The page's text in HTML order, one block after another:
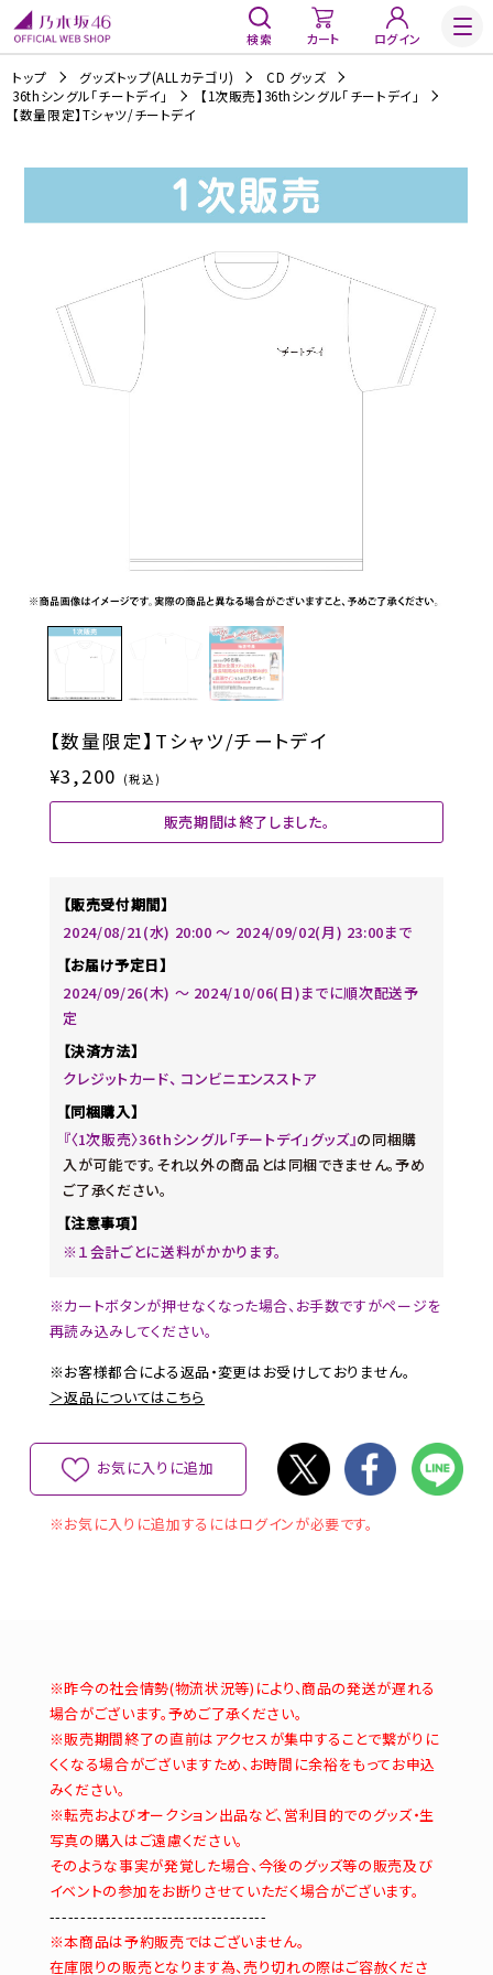
検索 カート ログイン
トップ グッズトップ(ALLカテゴリ)
CD グッズ
36thシングル「チートデイ」
【1次販売】36thシングル「チートデイ」
【数量限定】Tシャツ/チートデイ
【数量限定】Tシャツ/チートデイ
¥3,200 (税込)
販売期間は終了しました。
【販売受付期間】
2024/08/21(水) 20:00 〜 2024/09/02(月) 23:00まで
【お届け予定日】
2024/09/26(木) 〜 2024/10/06(日)までに順次配送予
定
【決済方法】
クレジットカード、 コンビニエンスストア
【同梱購入】
『〈1次販売〉36thシングル「チートデイ」グッズ』の同梱購
入が可能です。それ以外の商品とは同梱できません。予め
ご了承ください。
【注意事項】
※１会計ごとに送料がかかります。
※カートボタンが押せなくなった場合、お手数ですがページを
再読み込みしてください。
※お客様都合による返品・変更はお受けしておりません。
＞返品についてはこちら
お気に入りに追加
※お気に入りに追加するにはログインが必要です。
※昨今の社会情勢(物流状況等)により、商品の発送が遅れる
場合がございます。予めご了承ください。
※販売期間終了の直前はアクセスが集中することで繋がりに
くくなる場合がございますため、お時間に余裕をもってお申込
みください。
※転売およびオークション出品など、営利目的でのグッズ・生
写真の購入はご遠慮ください。
そのような事実が発覚した場合、今後のグッズ等の販売及び
イベントの参加をお断りさせていただく場合がございます。
-----------------------------------
※本商品は予約販売ではございません。
在庫限りの販売となります為、売り切れの際はご容赦くださ